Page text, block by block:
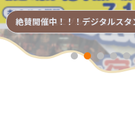
抽選で20名にグルラン会場で
絶賛開催中！！！デジタルス
「ひなタビ」みやざき宿泊キャ
小学生必見！野生馬の観察日
絵日記バッチリ✨子供と行きた
最高の夏の思い出を🎆宮崎花火
宮崎来たらこれ買って！お土産
夏のお出かけ選びに✨県民アン
夏も神秘の島でパワーチャー
夏休みどこ行く？旅行におす